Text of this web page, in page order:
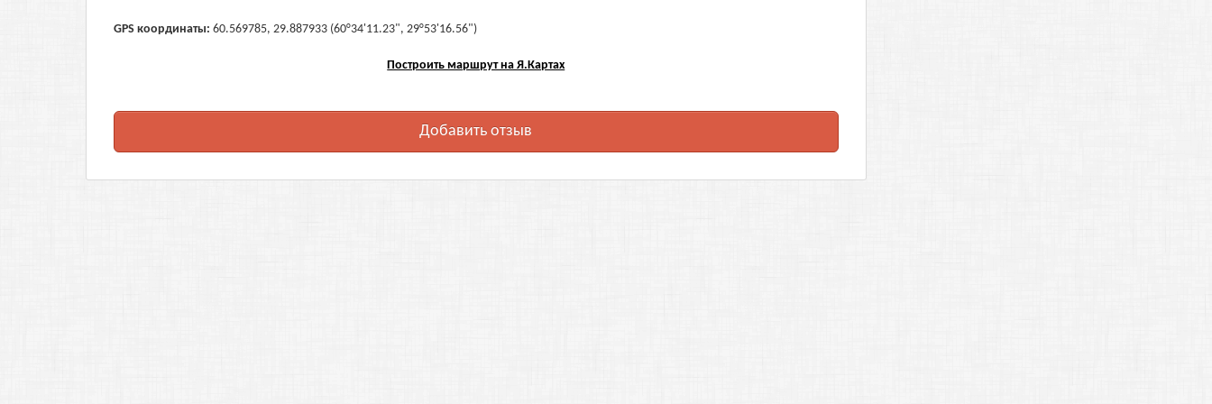
GPS координаты: 60.569785, 29.887933 (60°34'11.23", 29°53'16.56")
Построить маршрут на Я.Картах
Добавить отзыв